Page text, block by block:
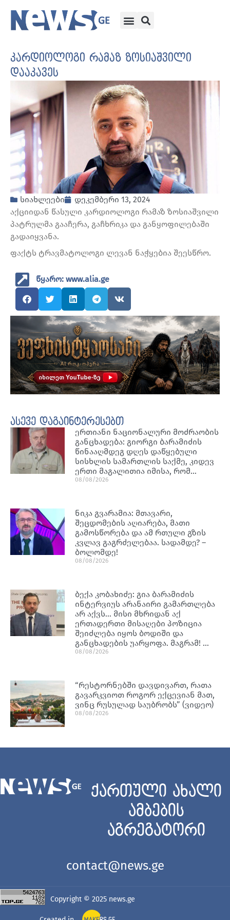
კარდიოლოგი რამაზ ზოსიაშვილი
დააკავეს
სიახლეები
დეკემბერი 13, 2024
აქციიდან წასული კარდიოლოგი რამაზ ზოსიაშვილი
პატრულმა გააჩერა, გაჩხრიკა და განყოფილებაში
გადაიყვანა.
ფაქტს ტრავმატოლოგი ლევან ნაჭყებია შეესწრო.
წყარო: www.alia.ge
ასევე დაგაინტერესებთ
ერთიანი ნაციონალური მოძრაობის
განცხადება: გიორგი ბარამიძის
წინააღმდეგ დღეს დაწყებული
სისხლის სამართლის საქმე, კიდევ
ერთი მაგალითია იმისა, რომ…
08/08/2026
ნიკა გვარამია: მთავარი,
შეცდომების აღიარება, მათი
გამოსწორება და ამ რთული გზის
კვლავ გაგრძელებაა. სადამდე? –
ბოლომდე!
08/08/2026
ბექა კობახიძე: გია ბარამიძის
ინტერვიუს არანაირი გამართლება
არ აქვს… მისი მხრიდან აქ
ერთადერთი მისაღები პოზიცია
შეიძლება იყოს ბოდიში და
განცხადების უარყოფა. მაგრამ! …
08/08/2026
“რესტორნებში დავდივართ, რათა
გავარკვიოთ როგორ ექცევიან მათ,
ვინც რუსულად საუბრობს” (ვიდეო)
08/08/2026
ქართული ახალი
ამბების
აგრეგატორი
contact@news.ge
Copyright © 2025 news.ge